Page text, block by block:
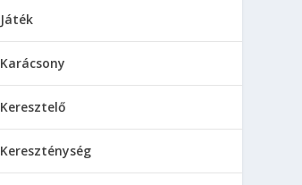
Játék
Karácsony
Keresztelő
Kereszténység